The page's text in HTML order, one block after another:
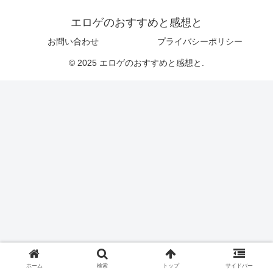
エロゲのおすすめと感想と
お問い合わせ プライバシーポリシー
© 2025 エロゲのおすすめと感想と.
ホーム 検索 トップ サイドバー